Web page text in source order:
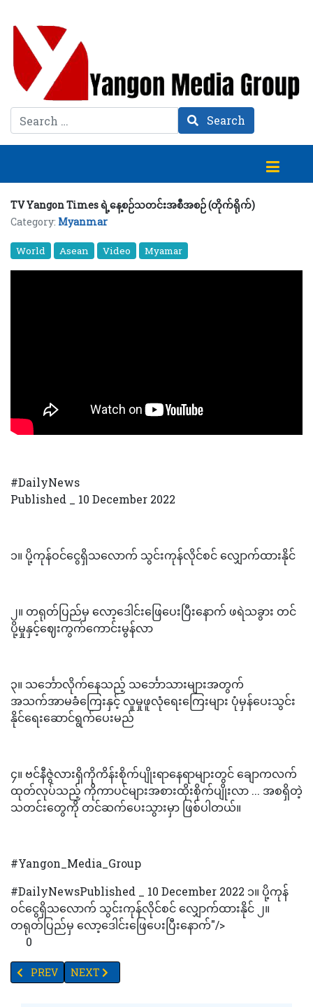
Search Search
TV Yangon Times ရဲ့နေ့စဉ်သတင်းအစီအစဉ် (တိုက်ရိုက်)
Category: Myanmar
World Asean Video Myamar
#DailyNews
Published _ 10 December 2022
၁။ ပို့ကုန်ဝင်ငွေရှိသလောက် သွင်းကုန်လိုင်စင် လျှောက်ထားနိုင်
၂။ တရုတ်ပြည်မှ လော့ဒေါင်းဖြေပေးပြီးနောက် ဖရဲသခွား တင်
ပို့မှုနှင့်ဈေးကွက်ကောင်းမွန်လာ
၃။ သင်္ဘောလိုက်နေသည့် သင်္ဘောသားများအတွက်
အသက်အာမခံကြေးနှင့် လူမှုဖူလုံရေးကြေးများ ပုံမှန်ပေးသွင်း
နိုင်ရေးဆောင်ရွက်ပေးမည်
၄။ ဗင်နီဇွဲလားရှိကိုကိန်းစိုက်ပျိုးရာနေရာများတွင် ချောကလက်
ထုတ်လုပ်သည့် ကိုကာပင်များအစားထိုးစိုက်ပျိုးလာ ... အစရှိတဲ့
သတင်းတွေကို တင်ဆက်ပေးသွားမှာ ဖြစ်ပါတယ်။
#Yangon_Media_Group
#DailyNewsPublished _ 10 December 2022 ၁။ ပို့ကုန်
ဝင်ငွေရှိသလောက် သွင်းကုန်လိုင်စင် လျှောက်ထားနိုင် ၂။
တရုတ်ပြည်မှ လော့ဒေါင်းဖြေပေးပြီးနောက်"/>
0
PREVIOUS ARTICLE: "စာအုပ်ထုတ်ဝေဖြန့်ချီရေးနည်းဗျူဟာအသစ်မျ
PREV NEXT ARTICLE: အာဆင်းနစ်အဆိပ်သင့်မှုနှင့် မြန်မာနိုင်ငံ
NEXT